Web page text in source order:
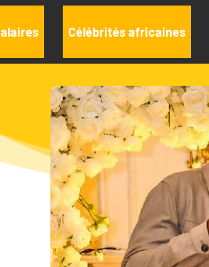
Célébrités africaines